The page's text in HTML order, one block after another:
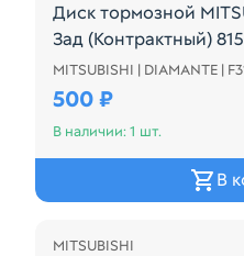
Диск тормозной
Зад (Контрактный)
Диск тормозной
MITSUBISHI | DIAMANTE |
500 ₽
В наличии: 1 шт.
В
MITSUBISHI